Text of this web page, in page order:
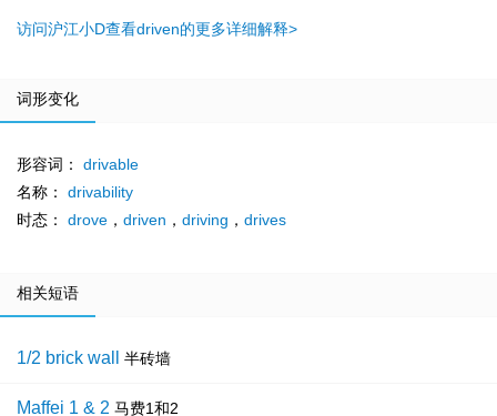
访问沪江小D查看driven的更多详细解释>
词形变化
形容词：
drivable
名称：
drivability
时态：
drove ， driven ， driving ， drives
相关短语
1/2 brick wall 半砖墙
Maffei 1 & 2 马费1和2